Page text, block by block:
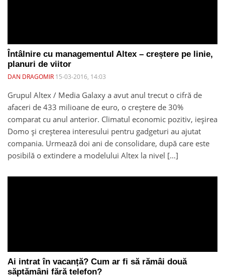
Întâlnire cu managementul Altex – creștere pe linie,
planuri de viitor
DAN DRAGOMIR 15-03-2016, 14:03
Grupul Altex / Media Galaxy a avut anul trecut o cifră de
afaceri de 433 milioane de euro, o creștere de 30%
comparat cu anul anterior. Climatul economic pozitiv, ieșirea
Domo și creșterea interesului pentru gadgeturi au ajutat
compania. Urmează doi ani de consolidare, după care este
posibilă o extindere a modelului Altex la nivel […]
Ai intrat în vacanță? Cum ar fi să rămâi două
săptămâni fără telefon?